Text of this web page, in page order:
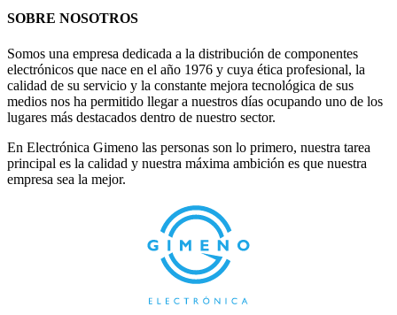
SOBRE NOSOTROS
Somos una empresa dedicada a la distribución de componentes
electrónicos que nace en el año 1976 y cuya ética profesional, la
calidad de su servicio y la constante mejora tecnológica de sus
medios nos ha permitido llegar a nuestros días ocupando uno de los
lugares más destacados dentro de nuestro sector.
En Electrónica Gimeno las personas son lo primero, nuestra tarea
principal es la calidad y nuestra máxima ambición es que nuestra
empresa sea la mejor.